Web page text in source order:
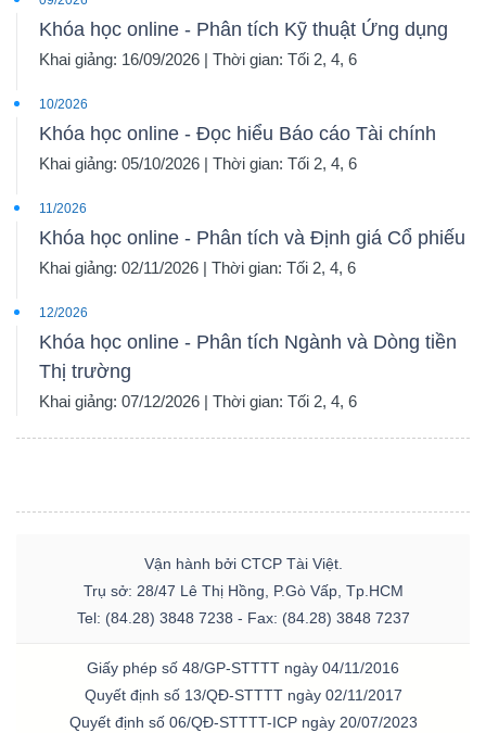
Khóa học online - Phân tích Kỹ thuật Ứng dụng
Khai giảng: 16/09/2026 | Thời gian: Tối 2, 4, 6
10/2026
Khóa học online - Đọc hiểu Báo cáo Tài chính
Khai giảng: 05/10/2026 | Thời gian: Tối 2, 4, 6
11/2026
Khóa học online - Phân tích và Định giá Cổ phiếu
Khai giảng: 02/11/2026 | Thời gian: Tối 2, 4, 6
12/2026
Khóa học online - Phân tích Ngành và Dòng tiền
Thị trường
Khai giảng: 07/12/2026 | Thời gian: Tối 2, 4, 6
Vận hành bởi CTCP Tài Việt.
Trụ sở: 28/47 Lê Thị Hồng, P.Gò Vấp, Tp.HCM
Tel: (84.28) 3848 7238 - Fax: (84.28) 3848 7237
Giấy phép số 48/GP-STTTT ngày 04/11/2016
Quyết định số 13/QĐ-STTTT ngày 02/11/2017
Quyết định số 06/QĐ-STTTT-ICP ngày 20/07/2023